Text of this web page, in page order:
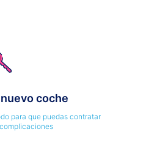
coche
para que puedas contratar